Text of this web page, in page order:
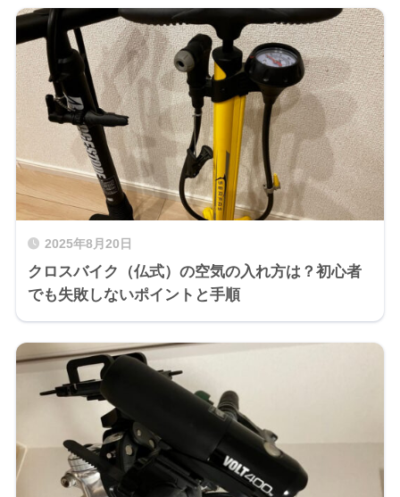
2025年8月20日
クロスバイク（仏式）の空気の入れ方は？初心者
でも失敗しないポイントと手順